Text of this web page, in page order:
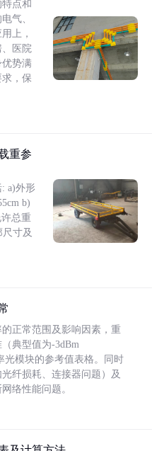
点和
气、
上，
、医院
势满
，保
重参
a)外形
b)
总重
寸及
正常范围及影响因素，重
典型值为-3dBm
光模块的参考值表格。同时
纤损耗、连接器问题）及
络性能问题。